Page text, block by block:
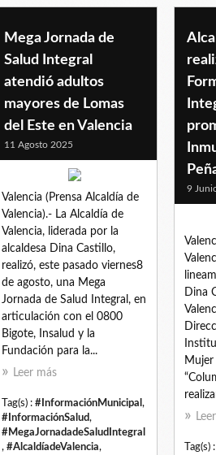
asesoriajuridica
Mega Jornada de
Salud Integral
atendió adultos
mayores de Lomas
del Este en Valencia
11 Agosto 2025
Valencia (Prensa Alcaldía de
Valencia).- La Alcaldía de
Valencia, liderada por la
alcaldesa Dina Castillo,
realizó, este pasado viernes8
de agosto, una Mega
Jornada de Salud Integral, en
articulación con el 0800
Bigote, Insalud y la
Fundación para la...
Leer más
Tag(s) : #InformaciónMunicipal ,
#InformaciónSalud,
#MegaJornadadeSaludIntegral
, #AlcaldíadeValencia,
9
Dina
Mujer
Tag(s) :